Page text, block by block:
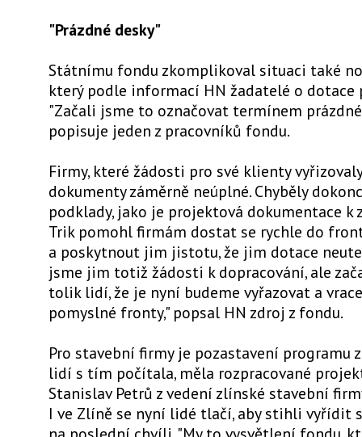
"Prázdné desky"
Státnímu fondu zkomplikoval situaci také
který podle informací HN žadatelé o dotace
"Začali jsme to označovat termínem prázdné
popisuje jeden z pracovníků fondu.
Firmy, které žádosti pro své klienty
dokumenty záměrně neúplné. Chyběly
podklady, jako je projektová dokumentace k
Trik pomohl firmám dostat se rychle do
a poskytnout jim jistotu, že jim dotace
jsme jim totiž žádosti k dopracování, ale
tolik lidí, že je nyní budeme vyřazovat a
pomyslné fronty," popsal HN zdroj z fondu.
Pro stavební firmy je pozastavení programu
lidí s tím počítala, měla rozpracované
Stanislav Petrů z vedení zlínské stavební
I ve Zlíně se nyní lidé tlačí, aby stihli vyřídit